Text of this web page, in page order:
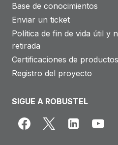
Base de conocimientos
Enviar un ticket
Política de fin de vida útil y
retirada
Certificaciones de productos
Registro del proyecto
SIGUE A ROBUSTEL